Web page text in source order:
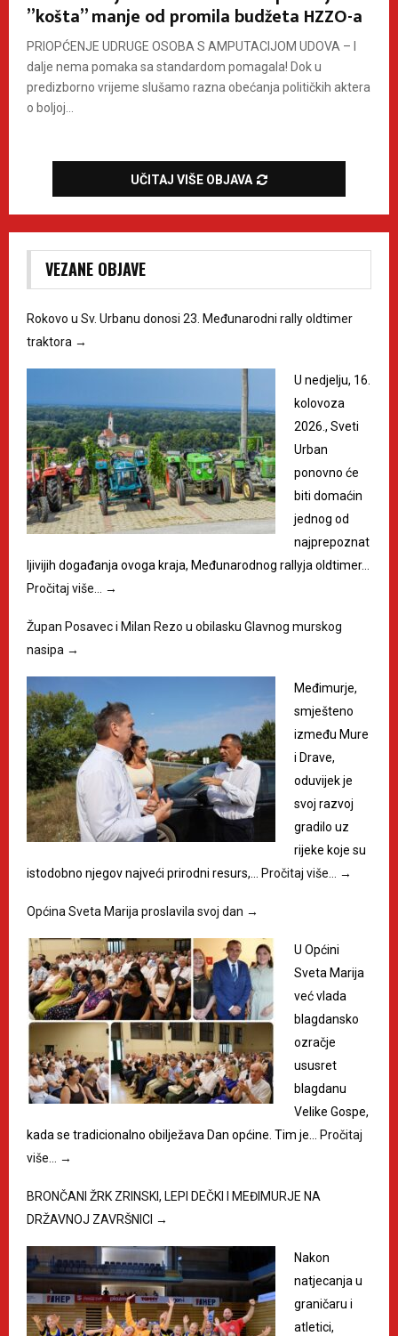
”košta” manje od promila budžeta HZZO-a
PRIOPĆENJE UDRUGE OSOBA S AMPUTACIJOM UDOVA – I
dalje nema pomaka sa standardom pomagala! Dok u
predizborno vrijeme slušamo razna obećanja političkih aktera
o boljoj...
UČITAJ VIŠE OBJAVA
VEZANE OBJAVE
Rokovo u Sv. Urbanu donosi 23. Međunarodni rally oldtimer
traktora →
U nedjelju, 16.
kolovoza
2026., Sveti
Urban
ponovno će
biti domaćin
jednog od
najprepoznat
ljivijih događanja ovoga kraja, Međunarodnog rallyja oldtimer…
Pročitaj više…
→
Župan Posavec i Milan Rezo u obilasku Glavnog murskog
nasipa →
Međimurje,
smješteno
između Mure
i Drave,
oduvijek je
svoj razvoj
gradilo uz
rijeke koje su
istodobno njegov najveći prirodni resurs,… Pročitaj više… →
Općina Sveta Marija proslavila svoj dan →
U Općini
Sveta Marija
već vlada
blagdansko
ozračje
ususret
blagdanu
Velike Gospe,
kada se tradicionalno obilježava Dan općine. Tim je… Pročitaj
više…
→
BRONČANI ŽRK ZRINSKI, LEPI DEČKI I MEĐIMURJE NA
DRŽAVNOJ ZAVRŠNICI →
Nakon
natjecanja u
graničaru i
atletici,